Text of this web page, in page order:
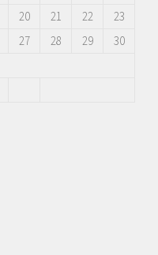
20 21 22
23
27 28 29
30